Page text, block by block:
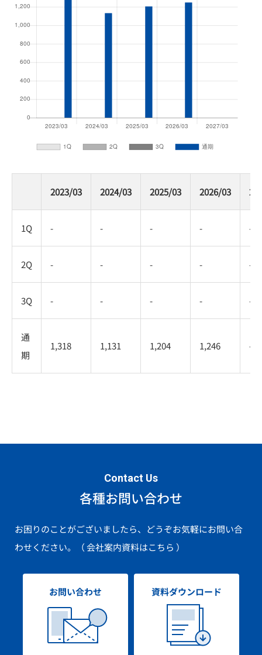
2023/03 2024/03 2025/03 2026/03
1Q - - - - -
2Q - - - - -
3Q - - - - -
通
期
1,318 1,131 1,204 1,246 -
Contact Us
各種お問い合わせ
お困りのことがございましたら、どうぞお気軽にお問い合
わせください。
（ 会社案内資料はこちら ）
お問い合わせ 資料ダウンロード